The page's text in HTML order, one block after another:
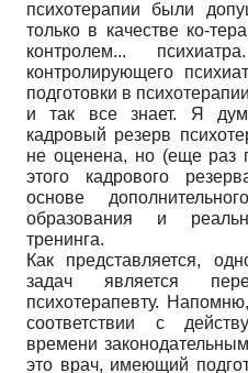
психотерапии были
только в качестве ко-
контролем...
контролирующего
подготовки в
и так все знает. Я
кадровый резерв
не оценена, но (еще раз
этого кадрового
основе
образования и
тренинга.
Как представляется,
задач является
психотерапевту.
соответствии с
времени
это врач, имеющий